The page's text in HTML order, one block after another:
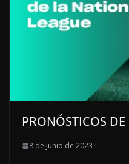
PRONÓSTICOS
8 de junio de 2023